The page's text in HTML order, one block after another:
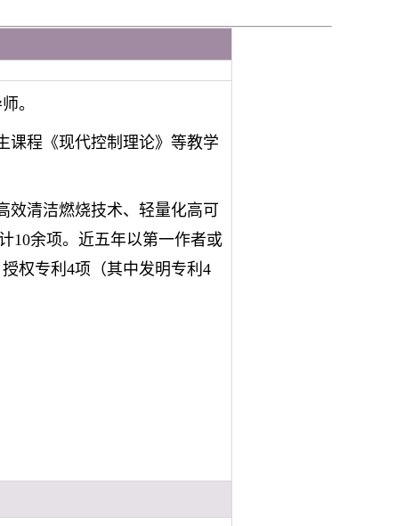
。
课程《现代控制理论》等教学
清洁燃烧技术、轻量化高可
10余项。近五年以第一作者或
权专利4项（其中发明专利4